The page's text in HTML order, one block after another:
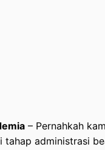
– Pernahkah
administrasi